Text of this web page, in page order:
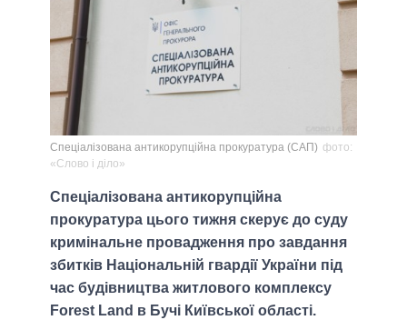
Спеціалізована антикорупційна прокуратура (САП) фото:
«Слово і діло»
Спеціалізована антикорупційна
прокуратура цього тижня скерує до суду
кримінальне провадження про завдання
збитків Національній гвардії України під
час будівництва житлового комплексу
Forest Land в Бучі Київської області.